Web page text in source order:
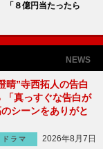
「８億円当たったら
NEWS
晴”寺西拓人の告白
「真っすぐな告白が
シーンをありがと
ドラマ
2026年8月7日